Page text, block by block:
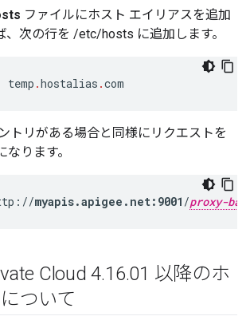
ファイルにホスト エイリアスを追加
、次の行を /etc/hosts に追加します。
temp .hostalias .com
トリがある場合と同様にリクエストを
ります。
myapis.apigee.net:9001 /proxy-
Cloud 4.16.01 以降のホ
ついて